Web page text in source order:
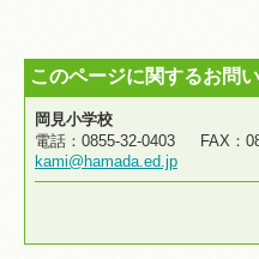
このページに関するお問
岡見小学校
電話：0855-32-0403 FAX：
kami@hamada.ed.jp